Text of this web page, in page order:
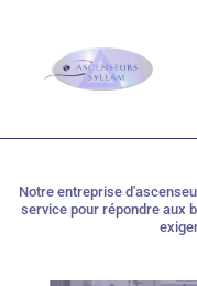
Notre entreprise
service pour répondre aux